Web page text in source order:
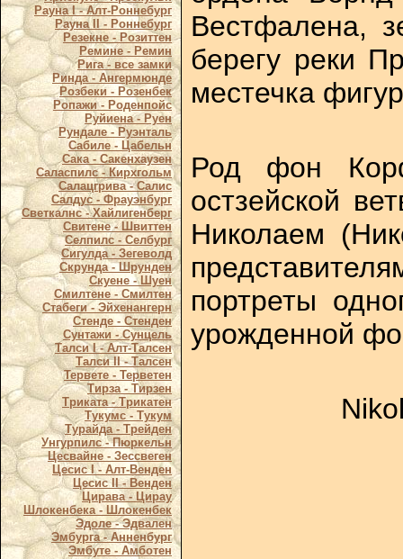
Рауна I - Алт-Роннебург
Рауна II - Роннебург
Резекне - Розиттен
Ремине - Ремин
Рига - все замки
Ринда - Ангермюнде
Розбеки - Розенбек
Ропажи - Роденпойс
Руйиена - Руен
Рундале - Руэнталь
Сабиле - Цабельн
Сака - Сакенхаузен
Саласпилс - Кирхгольм
Салацгрива - Салис
Салдус - Фрауэнбург
Светкалнс - Хайлигенберг
Свитене - Швиттен
Селпилс - Селбург
Сигулда - Зегеволд
Скрунда - Шрунден
Скуене - Шуен
Смилтене - Смилтен
Стабеги - Эйхенангерн
Стенде - Стенден
Сунтажи - Сунцель
Талси I - Алт-Талсен
Талси II - Талсен
Тервете - Терветен
Тирза - Тирзен
Триката - Трикатен
Тукумс - Тукум
Турайда - Трейден
Унгурпилс - Пюркельн
Цесвайне - Зессвеген
Цесис I - Алт-Венден
Цесис II - Венден
Цирава - Цирау
Шлокенбека - Шлокенбек
Эдоле - Эдвален
Эмбурга - Анненбург
Эмбуте - Амботен
Вестфалена,
берегу реки
местечка
Род фон
остзейской
Николаем
портреты
урожденной